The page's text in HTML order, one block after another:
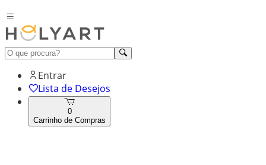
Entrar
Lista de Desejos
0
Carrinho de Compras